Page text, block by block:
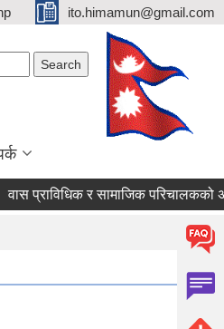
ito.himamun@gmail.com
वास प्राविधिक र सामाजिक परिचालकको